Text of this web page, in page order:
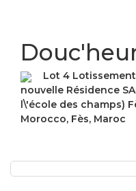
Lot 4
nouvelle Résidence
l\'école des champs)
Morocco, Fès, Maroc